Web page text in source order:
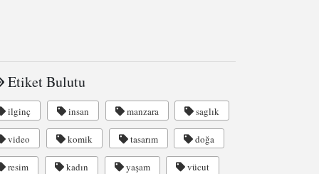
Etiket Bulutu
ilginç insan manzara saglık
video komik tasarım doğa
resim kadın yaşam vücut